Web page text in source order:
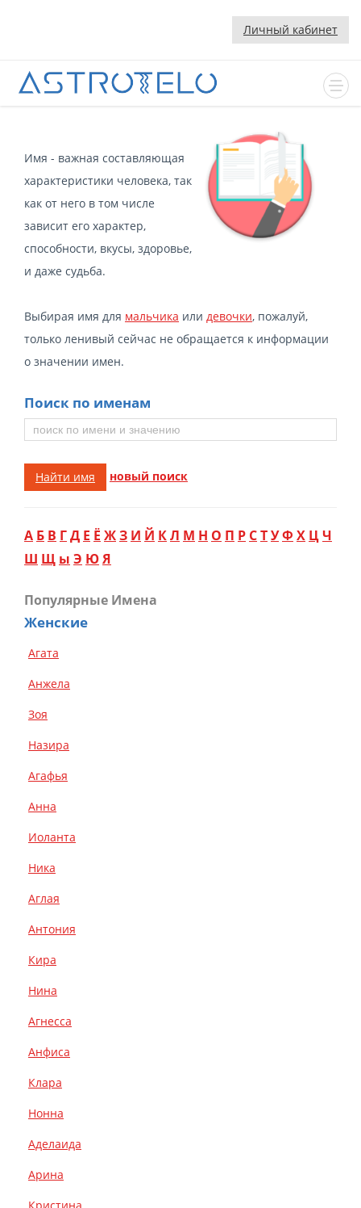
Личный кабинет
Имя - важная составляющая
характеристики человека, так
как от него в том числе
зависит его характер,
способности, вкусы, здоровье,
и даже судьба.
Выбирая имя для мальчика или девочки, пожалуй,
только ленивый сейчас не обращается к информации
о значении имен.
Поиск по именам
Найти имя новый поиск
А Б В ГД Е Ё ЖЗ И Й КЛ М Н О П Р СТУФ Х ЦЧ
Ш Щ ы Э ЮЯ
Популярные Имена
Женские
Агата
Анжела
Зоя
Назира
Агафья
Анна
Иоланта
Ника
Аглая
Антония
Кира
Нина
Агнесса
Анфиса
Клара
Нонна
Аделаида
Арина
Кристина